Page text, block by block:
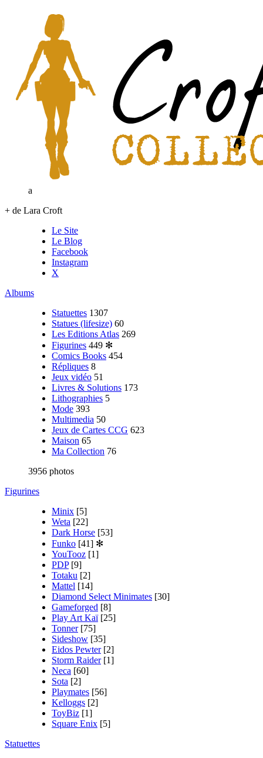
a
+ de Lara Croft
Le Site
Le Blog
Facebook
Instagram
X
Albums
Statuettes 1307
Statues (lifesize) 60
Les Editions Atlas 269
Figurines 449 ✻
Comics Books 454
Répliques 8
Jeux vidéo 51
Livres & Solutions 173
Lithographies 5
Mode 393
Multimedia 50
Jeux de Cartes CCG 623
Maison 65
Ma Collection 76
3956 photos
Figurines
Minix [5]
Weta [22]
Dark Horse [53]
Funko [41] ✻
YouTooz [1]
PDP [9]
Totaku [2]
Mattel [14]
Diamond Select Minimates [30]
Gameforged [8]
Play Art Kaï [25]
Tonner [75]
Sideshow [35]
Eidos Pewter [2]
Storm Raider [1]
Neca [60]
Sota [2]
Playmates [56]
Kelloggs [2]
ToyBiz [1]
Square Enix [5]
Statuettes